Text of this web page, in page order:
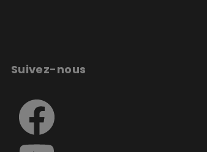
Suivez-nous